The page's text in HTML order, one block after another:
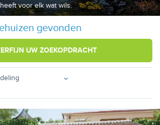
voor elk wat wils.
gevonden
UW ZOEKOPDRACHT